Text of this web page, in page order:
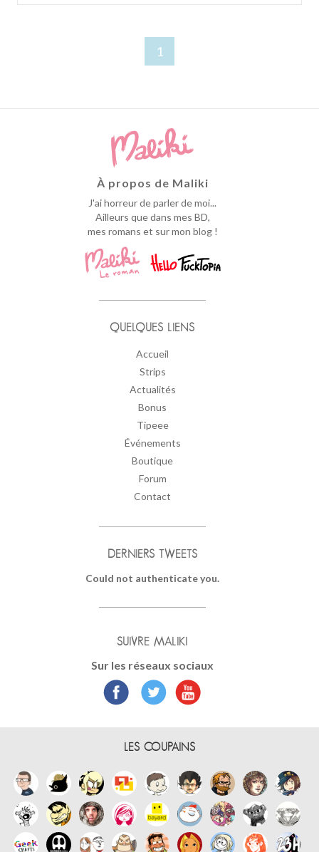
1
À propos de Maliki
J'ai horreur de parler de moi...
Ailleurs que dans mes BD,
mes romans et sur mon blog !
QUELQUES LIENS
Accueil
Strips
Actualités
Bonus
Tipeee
Événements
Boutique
Forum
Contact
DERNIERS TWEETS
Could not authenticate you.
SUIVRE MALIKI
Sur les réseaux sociaux
LES COUPAINS